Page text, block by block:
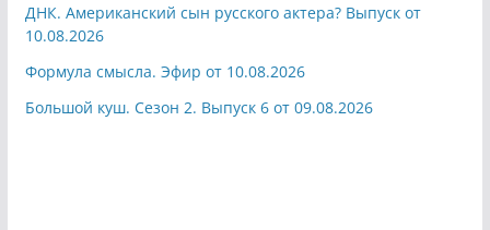
ДНК. Американский сын русского актера? Выпуск от
10.08.2026
Формула смысла. Эфир от 10.08.2026
Большой куш. Сезон 2. Выпуск 6 от 09.08.2026